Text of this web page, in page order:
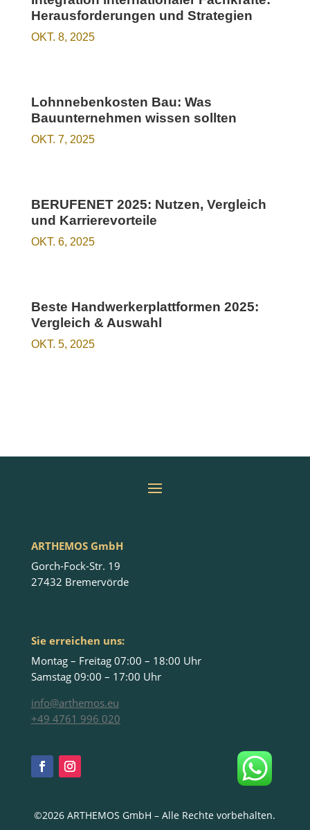
Herausforderungen und Strategien
OKT. 8, 2025
Lohnnebenkosten Bau: Was
Bauunternehmen wissen sollten
OKT. 7, 2025
BERUFENET 2025: Nutzen, Vergleich
und Karrierevorteile
OKT. 6, 2025
Beste Handwerkerplattformen 2025:
Vergleich & Auswahl
OKT. 5, 2025
ARTHEMOS GmbH
Gorch-Fock-Str. 19
27432 Bremervörde
Sie erreichen uns:
Montag – Freitag 07:00 – 18:00 Uhr
Samstag 09:00 – 17:00 Uhr
info@arthemos.eu
+49 4761 996 020
©2026 ARTHEMOS GmbH – Alle Rechte vorbehalten.